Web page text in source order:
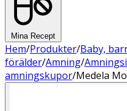
Mina Recept
Hem/Produkter/Baby,
förälder/Amning/
amningskupor/Medela